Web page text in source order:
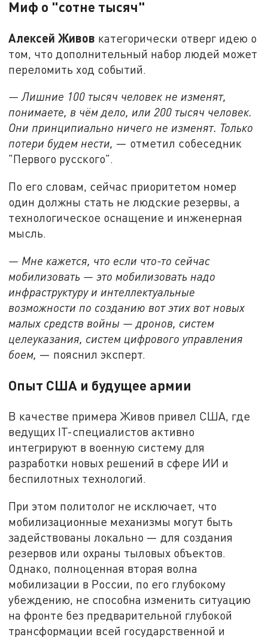
Миф о "сотне тысяч"
Алексей Живов категорически отверг идею о
том, что дополнительный набор людей может
переломить ход событий.
— Лишние 100 тысяч человек не изменят,
понимаете, в чём дело, или 200 тысяч человек.
Они принципиально ничего не изменят. Только
потери будем нести, — отметил собеседник
"Первого русского".
По его словам, сейчас приоритетом номер
один должны стать не людские резервы, а
технологическое оснащение и инженерная
мысль.
— Мне кажется, что если что-то сейчас
мобилизовать — это мобилизовать надо
инфраструктуру и интеллектуальные
возможности по созданию вот этих вот новых
малых средств войны — дронов, систем
целеуказания, систем цифрового управления
боем, — пояснил эксперт.
Опыт США и будущее армии
В качестве примера Живов привел США, где
ведущих IT-специалистов активно
интегрируют в военную систему для
разработки новых решений в сфере ИИ и
беспилотных технологий.
При этом политолог не исключает, что
мобилизационные механизмы могут быть
задействованы локально — для создания
резервов или охраны тыловых объектов.
Однако, полноценная вторая волна
мобилизации в России, по его глубокому
убеждению, не способна изменить ситуацию
на фронте без предварительной глубокой
трансформации всей государственной и